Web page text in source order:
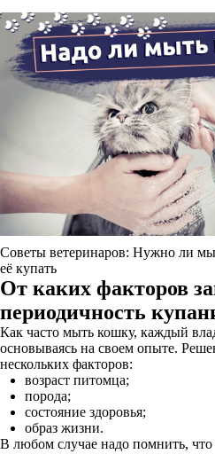
Советы ветеринаров: Нужно ли
её купать
От каких факторов
периодичность
Как часто мыть кошку, каждый
основываясь на своем опыте.
нескольких факторов:
возраст питомца;
порода;
состояние здоровья;
образ жизни.
В любом случае надо помнить, что